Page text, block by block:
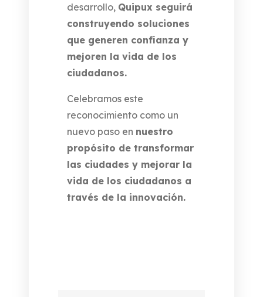
desarrollo, Quipux seguirá
construyendo soluciones
que generen confianza y
mejoren la vida de los
ciudadanos.
Celebramos este
reconocimiento como un
nuevo paso en nuestro
propósito de transformar
las ciudades y mejorar la
vida de los ciudadanos a
través de la innovación.